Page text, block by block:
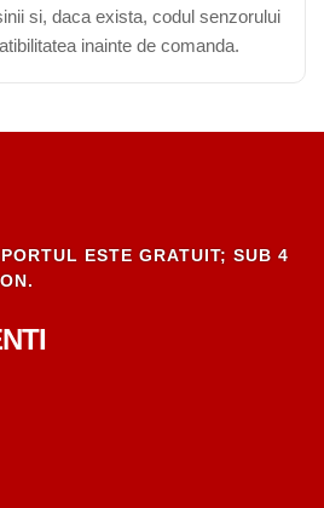
si, daca exista, codul senzorului
inainte de comanda.
ESTE GRATUIT; SUB 4